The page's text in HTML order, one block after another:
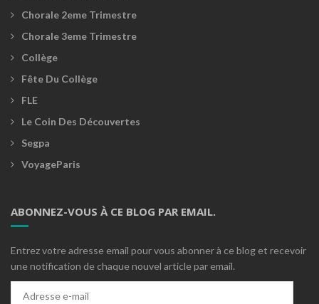
Chorale 2eme Trimestre
Chorale 3eme Trimestre
Collège
Fête Du Collège
FLE
Le Coin Des Découvertes
Segpa
VoyageParis
ABONNEZ-VOUS À CE BLOG PAR EMAIL.
Entrez votre adresse email pour vous abonner à ce blog et recevoir
une notification de chaque nouvel article par email.